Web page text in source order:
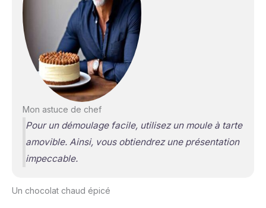
Mon astuce de chef
Pour un démoulage facile, utilisez un moule à tarte
amovible. Ainsi, vous obtiendrez une présentation
impeccable.
Un chocolat chaud épicé